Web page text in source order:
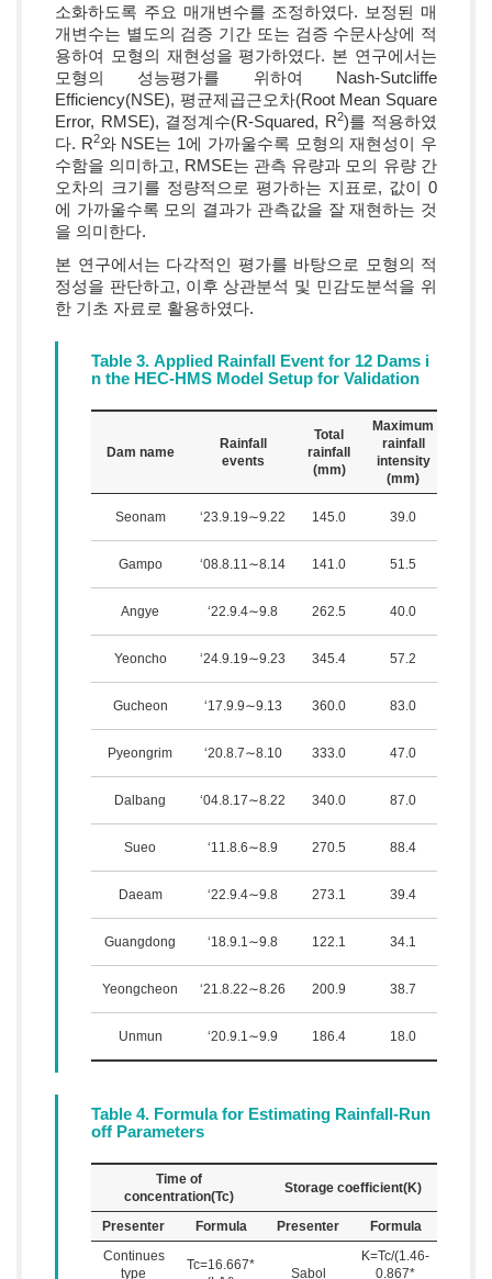
소화하도록 주요 매개변수를 조정하였다. 보정된 매
개변수는 별도의 검증 기간 또는 검증 수문사상에 적
용하여 모형의 재현성을 평가하였다. 본 연구에서는
모형의 성능평가를 위하여 Nash-Sutcliffe
Efficiency(NSE), 평균제곱근오차(Root Mean Square
Error, RMSE), 결정계수(R-Squared, R2)를 적용하였
다. R2와 NSE는 1에 가까울수록 모형의 재현성이 우
수함을 의미하고, RMSE는 관측 유량과 모의 유량 간
오차의 크기를 정량적으로 평가하는 지표로, 값이 0
에 가까울수록 모의 결과가 관측값을 잘 재현하는 것
을 의미한다.
본 연구에서는 다각적인 평가를 바탕으로 모형의 적
정성을 판단하고, 이후 상관분석 및 민감도분석을 위
한 기초 자료로 활용하였다.
Table 3. Applied Rainfall Event for 12 Dams i
n the HEC-HMS Model Setup for Validation
Dam name
Rainfall
events
Total
rainfall
(mm)
Maximum
rainfall
intensity
(mm)
Seonam ‘23.9.19∼9.22 145.0 39.0
Gampo ‘08.8.11∼8.14 141.0 51.5
Angye ‘22.9.4∼9.8 262.5 40.0
Yeoncho ‘24.9.19∼9.23 345.4 57.2
Gucheon ‘17.9.9∼9.13 360.0 83.0
Pyeongrim ‘20.8.7∼8.10 333.0 47.0
Dalbang ‘04.8.17∼8.22 340.0 87.0
Sueo ‘11.8.6∼8.9 270.5 88.4
Daeam ‘22.9.4∼9.8 273.1 39.4
Guangdong ‘18.9.1∼9.8 122.1 34.1
Yeongcheon ‘21.8.22∼8.26 200.9 38.7
Unmun ‘20.9.1∼9.9 186.4 18.0
Table 4. Formula for Estimating Rainfall-Run
off Parameters
Time of
concentration(Tc)
Storage coefficient(K)
Presenter Formula Presenter
Formula
Continues
type
Tc=16.667*
Sabol
K=Tc/(1.46-
0.867*